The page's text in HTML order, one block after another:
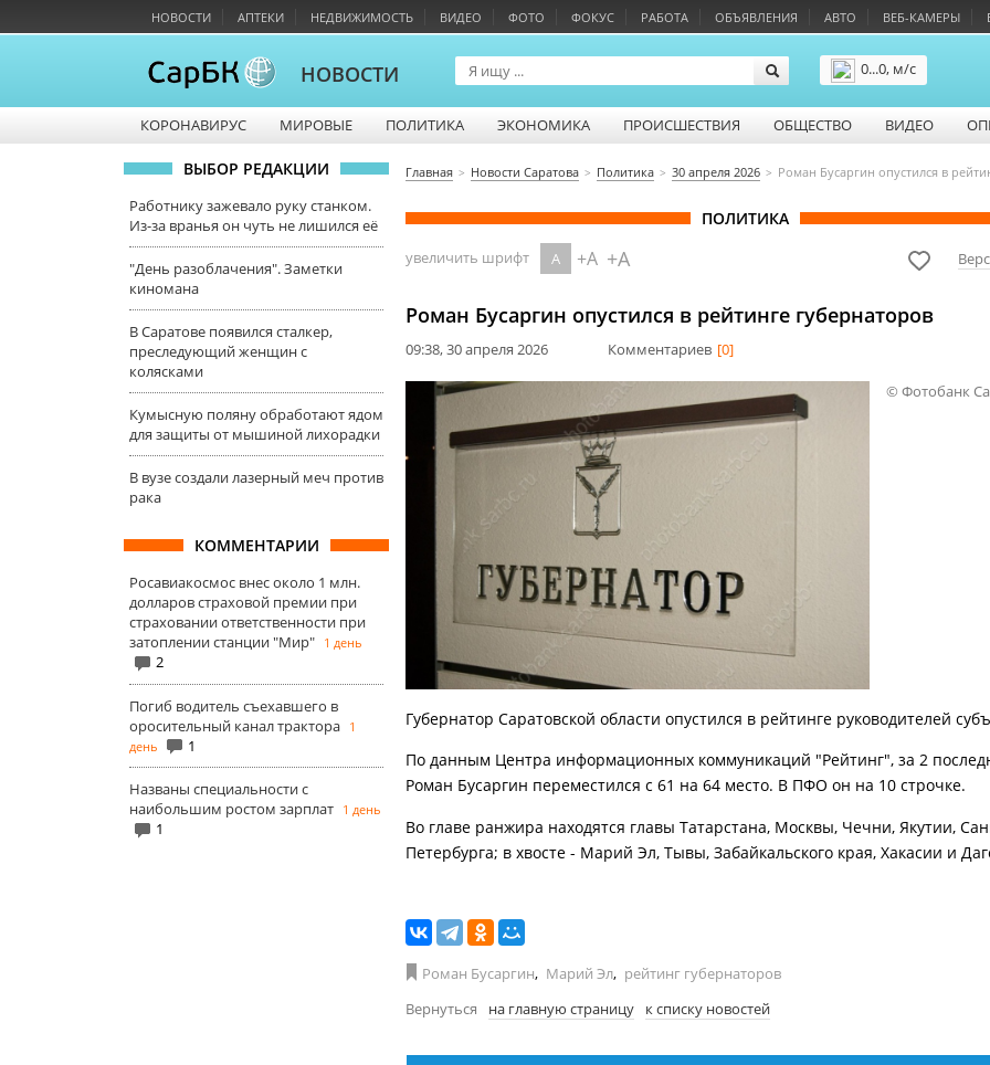
НОВОСТИ АПТЕКИ НЕДВИЖИМОСТЬ ВИДЕО ФОТО ФОКУС РАБОТА ОБЪЯВЛЕНИЯ АВТО ВЕБ-КАМЕРЫ
НОВОСТИ
0...0, м/с
КОРОНАВИРУС МИРОВЫЕ ПОЛИТИКА ЭКОНОМИКА ПРОИСШЕСТВИЯ ОБЩЕСТВО ВИДЕО
ВЫБОР РЕДАКЦИИ
Работнику зажевало руку станком.
Из-за вранья он чуть не лишился её
"День разоблачения". Заметки
киномана
В Саратове появился сталкер,
преследующий женщин с
колясками
Кумысную поляну обработают ядом
для защиты от мышиной лихорадки
В вузе создали лазерный меч против
рака
КОММЕНТАРИИ
Росавиакосмос внес около 1 млн.
долларов страховой премии при
страховании ответственности при
затоплении станции "Мир" 1 день
2
Погиб водитель съехавшего в
оросительный канал трактора 1
день
1
Названы специальности с
наибольшим ростом зарплат 1 день
1
Главная Новости Саратова Политика 30 апреля 2026 Роман Бусаргин опустился в
ПОЛИТИКА
увеличить шрифт A +A +A
Роман Бусаргин опустился в рейтинге губернаторов
09:38, 30 апреля 2026 Комментариев [0]
© Фотобанк
Губернатор Саратовской области опустился в рейтинге руководителей
По данным Центра информационных коммуникаций "Рейтинг", за 2
Роман Бусаргин переместился с 61 на 64 место. В ПФО он на 10 строчке.
Во главе ранжира находятся главы Татарстана, Москвы, Чечни, Якутии,
Петербурга; в хвосте - Марий Эл, Тывы, Забайкальского края, Хакасии и
Роман Бусаргин, Марий Эл, рейтинг губернаторов
Вернуться
на главную страницу к списку новостей